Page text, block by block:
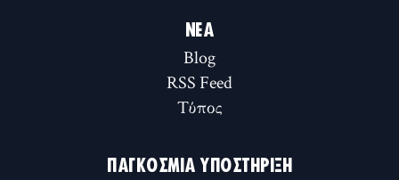
ΝΈΑ
Blog
RSS Feed
Τύπος
ΠΑΓΚΌΣΜΙΑ ΥΠΟΣΤΉΡΙΞΗ